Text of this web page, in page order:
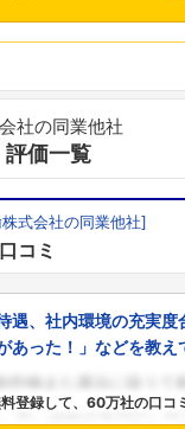
社の同業他社
評価一覧
式会社の同業他社]
コミ
遇、社内環境の充実度
あった！」などを教え
料登録して、60万社の口コ